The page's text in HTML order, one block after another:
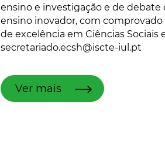
ensino e investigação e de
ensino inovador, com comprovado
de excelência em Ciências Sociais
secretariado.ecsh@iscte-iul.pt
Ver mais